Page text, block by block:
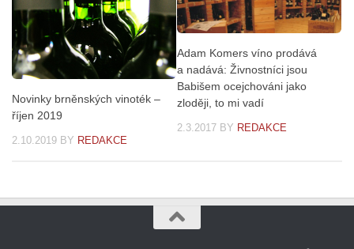
Novinky brněnských vinoték –
říjen 2019
2.10.2019 BY REDAKCE
Adam Komers víno prodává
a nadává: Živnostníci jsou
Babišem ocejchováni jako
zloději, to mi vadí
2.3.2017 BY REDAKCE